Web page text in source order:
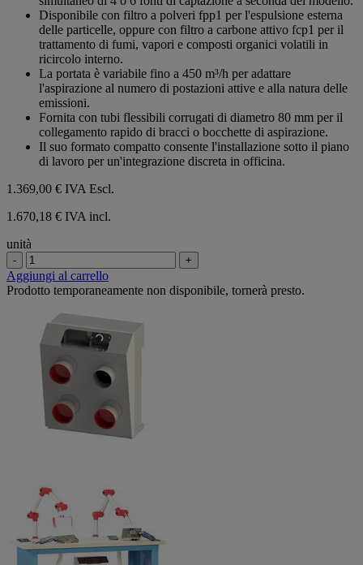
Disponibile con filtro a polveri fpp1 per l'espulsione esterna
delle particelle, oppure con filtro a carbone attivo fcp1 per il
trattamento di fumi, vapori e composti organici volatili in
ricircolo interno.
La portata è variabile fino a 450 m³/h per adattare
l'aspirazione al numero di postazioni attive e alla natura delle
emissioni.
Fornita con tubi flessibili corrugati di diametro 80 mm per il
collegamento rapido di bracci o bocchette di aspirazione.
Il suo formato compatto consente l'installazione sotto il piano
di lavoro per un'integrazione discreta in officina.
1.369,00 € IVA Escl.
1.670,18 € IVA incl.
unità
- +
Aggiungi al carrello
Prodotto temporaneamente non disponibile, tornerà presto.